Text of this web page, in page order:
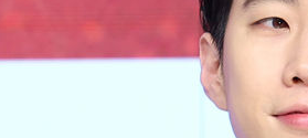
마드리드 첫 훈련…80명 식사 대접까지(종합)
에 2.3만개 순감하고 그 전 2개월 10.3만개 하
자리 7월에 2.3만 개 줄어…실업률은 4.1%로
산 공급 기존 사고방식 매달리지 말고 과감히